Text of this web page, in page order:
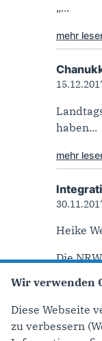
„...
mehr
haben...
mehr
Heike
Die
mehr
Seiten
Wir verwenden
Diese Webseite
zu verbessern